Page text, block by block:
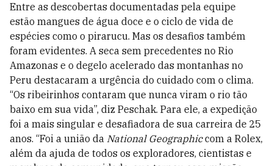
Entre as descobertas documentadas pela equipe
estão mangues de água doce e o ciclo de vida de
espécies como o pirarucu. Mas os desafios também
foram evidentes. A seca sem precedentes no Rio
Amazonas e o degelo acelerado das montanhas no
Peru destacaram a urgência do cuidado com o clima.
“Os ribeirinhos contaram que nunca viram o rio tão
baixo em sua vida”, diz Peschak. Para ele, a expedição
foi a mais singular e desafiadora de sua carreira de 25
anos. “Foi a união da National Geographiccom a Rolex,
além da ajuda de todos os exploradores, cientistas e